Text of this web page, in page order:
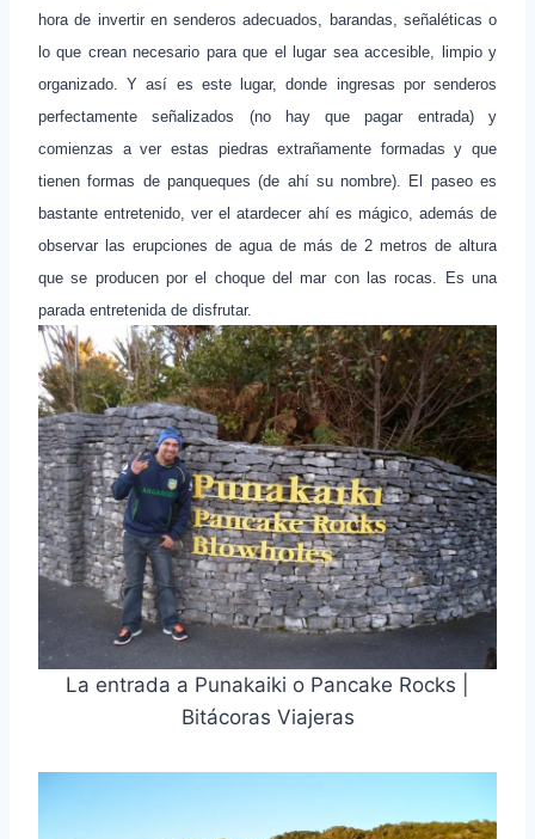
hora de invertir en senderos adecuados, barandas, señaléticas o
lo que crean necesario para que el lugar sea accesible, limpio y
organizado. Y así es este lugar, donde ingresas por senderos
perfectamente señalizados (no hay que pagar entrada) y
comienzas a ver estas piedras extrañamente formadas y que
tienen formas de panqueques (de ahí su nombre). El paseo es
bastante entretenido, ver el atardecer ahí es mágico, además de
observar las erupciones de agua de más de 2 metros de altura
que se producen por el choque del mar con las rocas. Es una
parada entretenida de disfrutar.
La entrada a Punakaiki o Pancake Rocks |
Bitácoras Viajeras